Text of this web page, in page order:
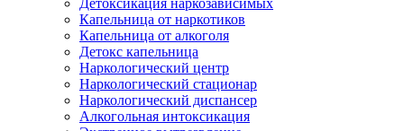
Детоксикация наркозависимых
Капельница от наркотиков
Капельница от алкоголя
Детокс капельница
Наркологический центр
Наркологический стационар
Наркологический диспансер
Алкогольная интоксикация